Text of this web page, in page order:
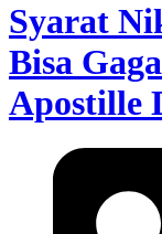
Syarat
Bisa
Apostille